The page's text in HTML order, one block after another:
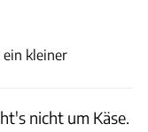
kleiner
nicht um Käse.